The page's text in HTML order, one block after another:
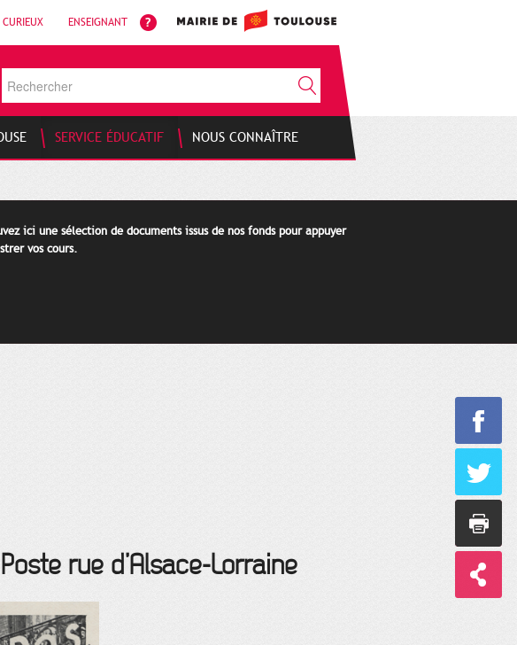
CURIEUX ENSEIGNANT
SERVICE ÉDUCATIF NOUS CONNAÎTRE
ici une sélection de documents issus de nos fonds pour appuyer
vos cours.
rue d’Alsace-Lorraine